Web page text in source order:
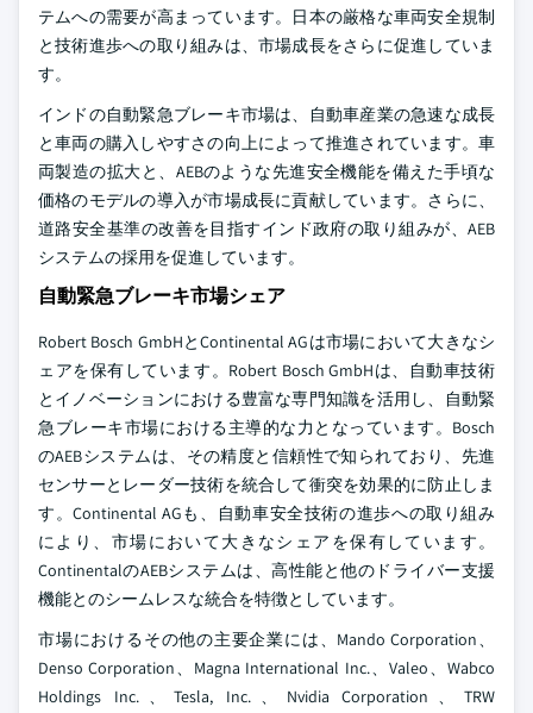
テムへの需要が高まっています。日本の厳格な車両安全規制
と技術進歩への取り組みは、市場成長をさらに促進していま
す。
インドの自動緊急ブレーキ市場は、自動車産業の急速な成長
と車両の購入しやすさの向上によって推進されています。車
両製造の拡大と、AEBのような先進安全機能を備えた手頃な
価格のモデルの導入が市場成長に貢献しています。さらに、
道路安全基準の改善を目指すインド政府の取り組みが、AEB
システムの採用を促進しています。
自動緊急ブレーキ市場シェア
Robert Bosch GmbHとContinental AGは市場において大きなシ
ェアを保有しています。Robert Bosch GmbHは、自動車技術
とイノベーションにおける豊富な専門知識を活用し、自動緊
急ブレーキ市場における主導的な力となっています。Bosch
のAEBシステムは、その精度と信頼性で知られており、先進
センサーとレーダー技術を統合して衝突を効果的に防止しま
す。Continental AGも、自動車安全技術の進歩への取り組み
により、市場において大きなシェアを保有しています。
ContinentalのAEBシステムは、高性能と他のドライバー支援
機能とのシームレスな統合を特徴としています。
市場におけるその他の主要企業には、Mando Corporation、
Denso Corporation、Magna International Inc.、Valeo、Wabco
Holdings Inc.、Tesla, Inc.、Nvidia Corporation、TRW